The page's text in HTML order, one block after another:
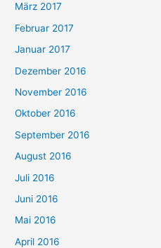
März 2017
Februar 2017
Januar 2017
Dezember 2016
November 2016
Oktober 2016
September 2016
August 2016
Juli 2016
Juni 2016
Mai 2016
April 2016